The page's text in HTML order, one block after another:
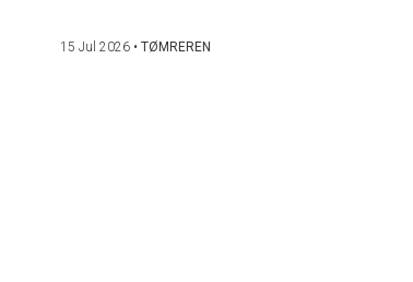
15 Jul 2026• TØMREREN